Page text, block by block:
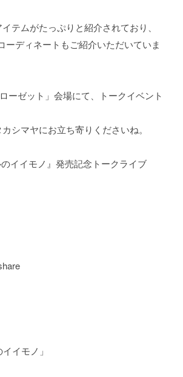
テムがたっぷりと紹介されており、
ディネートもご紹介いただいていま
ーゼット」会場にて、トークイベント
シマヤにお立ち寄りくださいね。
イイモノ』発売記念トークライブ
イモノ」